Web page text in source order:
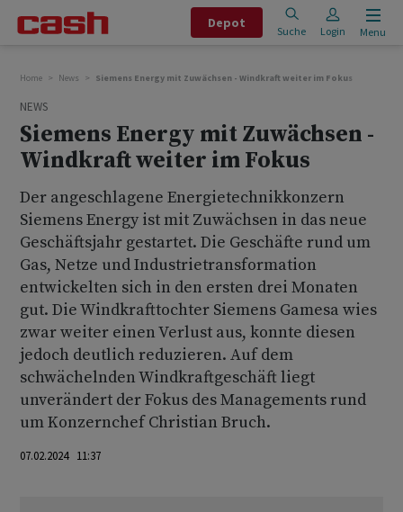
Depot
Suche Login Menu
Home News Siemens Energy mit Zuwächsen - Windkraft weiter im Fokus
NEWS
Siemens Energy mit Zuwächsen -
Windkraft weiter im Fokus
Der angeschlagene Energietechnikkonzern
Siemens Energy ist mit Zuwächsen in das neue
Geschäftsjahr gestartet. Die Geschäfte rund um
Gas, Netze und Industrietransformation
entwickelten sich in den ersten drei Monaten
gut. Die Windkrafttochter Siemens Gamesa wies
zwar weiter einen Verlust aus, konnte diesen
jedoch deutlich reduzieren. Auf dem
schwächelnden Windkraftgeschäft liegt
unverändert der Fokus des Managements rund
um Konzernchef Christian Bruch.
07.02.2024 11:37